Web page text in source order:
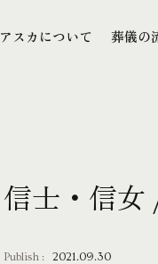
アスカについて
葬儀の
信士・信女
Publish : 2021.09.30